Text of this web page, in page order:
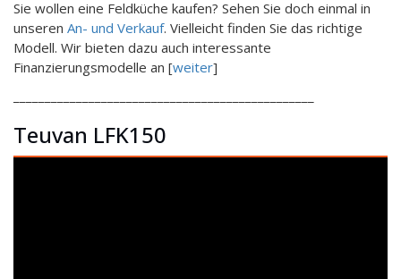
Sie wollen eine Feldküche kaufen? Sehen Sie doch einmal in
unseren An- und Verkauf. Vielleicht finden Sie das richtige
Modell. Wir bieten dazu auch interessante
Finanzierungsmodelle an [weiter]
Teuvan LFK150